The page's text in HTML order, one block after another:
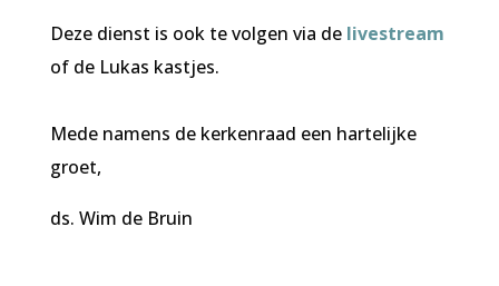
Deze dienst is ook te volgen via de livestream
of de Lukas kastjes.
Mede namens de kerkenraad een hartelijke
groet,
ds. Wim de Bruin